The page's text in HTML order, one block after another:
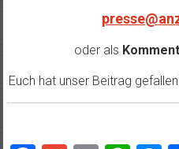
oder als
Euch hat unser Beitrag